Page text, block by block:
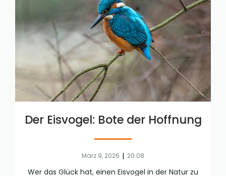
Der Eisvogel: Bote der Hoffnung
März 9, 2026 | 20:08
Wer das Glück hat, einen Eisvogel in der Natur zu